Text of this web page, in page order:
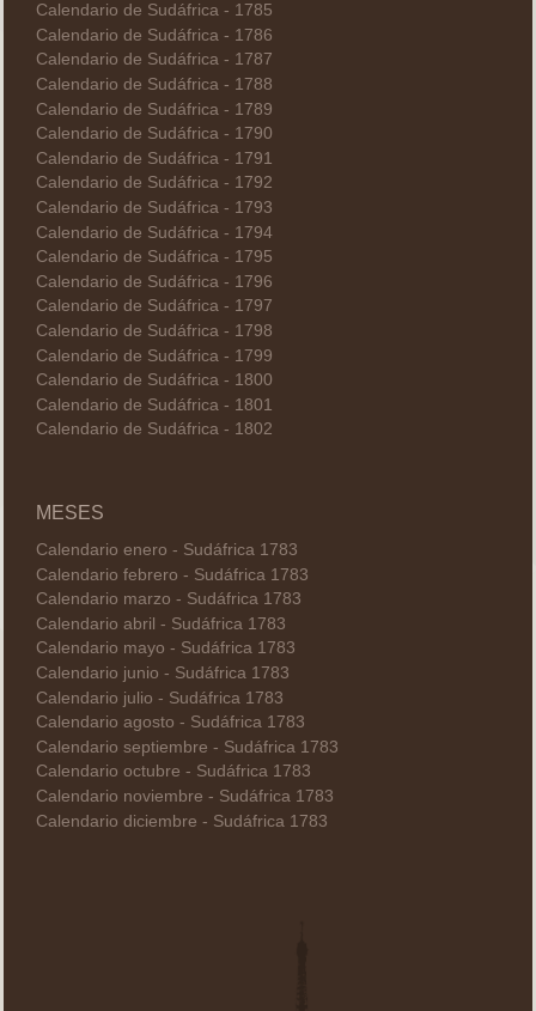
Calendario de Sudáfrica - 1785
Calendario de Sudáfrica - 1786
Calendario de Sudáfrica - 1787
Calendario de Sudáfrica - 1788
Calendario de Sudáfrica - 1789
Calendario de Sudáfrica - 1790
Calendario de Sudáfrica - 1791
Calendario de Sudáfrica - 1792
Calendario de Sudáfrica - 1793
Calendario de Sudáfrica - 1794
Calendario de Sudáfrica - 1795
Calendario de Sudáfrica - 1796
Calendario de Sudáfrica - 1797
Calendario de Sudáfrica - 1798
Calendario de Sudáfrica - 1799
Calendario de Sudáfrica - 1800
Calendario de Sudáfrica - 1801
Calendario de Sudáfrica - 1802
MESES
Calendario enero - Sudáfrica 1783
Calendario febrero - Sudáfrica 1783
Calendario marzo - Sudáfrica 1783
Calendario abril - Sudáfrica 1783
Calendario mayo - Sudáfrica 1783
Calendario junio - Sudáfrica 1783
Calendario julio - Sudáfrica 1783
Calendario agosto - Sudáfrica 1783
Calendario septiembre - Sudáfrica 1783
Calendario octubre - Sudáfrica 1783
Calendario noviembre - Sudáfrica 1783
Calendario diciembre - Sudáfrica 1783